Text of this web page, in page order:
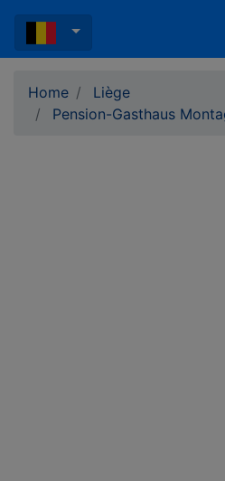
Home
Liège
Pension-Gasthaus